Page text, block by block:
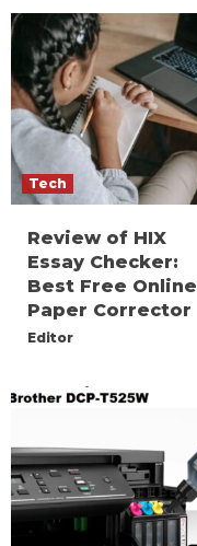
Tech
Review of HIX
Essay Checker:
Best Free Online
Paper Corrector
Editor